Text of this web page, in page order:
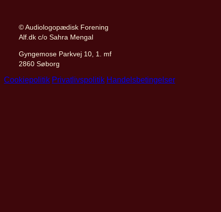
© Audiologopædisk Forening
Alf.dk c/o Sahra Mengal
Gyngemose Parkvej 10, 1. mf
2860 Søborg
Cookiepolitik Privatlivspolitik Handelsbetingelser